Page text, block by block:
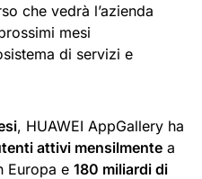
che vedrà l’azienda
mesi
di servizi e
, HUAWEI AppGallery ha
attivi mensilmente a
Europa e 180 miliardi di